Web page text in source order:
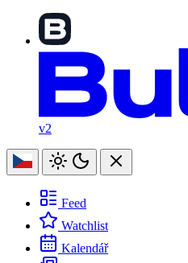
v2
Feed
Watchlist
Kalendář